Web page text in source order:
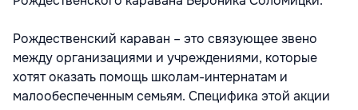
Рождественский караван – это связующее звено
между организациями и учреждениями, которые
хотят оказать помощь школам-интернатам и
малообеспеченным семьям. Специфика этой акции